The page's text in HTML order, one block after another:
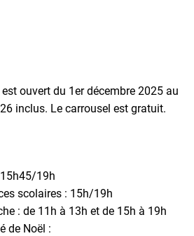
ouvert du 1er décembre 2025 au
inclus. Le carrousel est gratuit.
19h
scolaires : 15h/19h
: de 11h à 13h et de 15h à 19h
de Noël :